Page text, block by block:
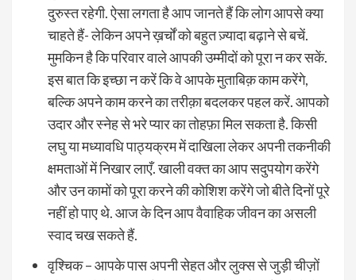
दुरुस्त रहेगी. ऐसा लगता है आप जानते हैं कि लोग आपसे क्या
चाहते हैं- लेकिन अपने ख़र्चों को बहुत ज़्यादा बढ़ाने से बचें.
मुमकिन है कि परिवार वाले आपकी उम्मीदों को पूरा न कर सकें.
इस बात कि इच्छा न करें कि वे आपके मुताबिक़ काम करेंगे,
बल्कि अपने काम करने का तरीक़ा बदलकर पहल करें. आपको
उदार और स्नेह से भरे प्यार का तोहफ़ा मिल सकता है. किसी
लघु या मध्यावधि पाठ्यक्रम में दाखिला लेकर अपनी तकनीकी
क्षमताओं में निखार लाएँ. खाली वक्त का आप सदुपयोग करेंगे
और उन कामों को पूरा करने की कोशिश करेंगे जो बीते दिनों पूरे
नहीं हो पाए थे. आज के दिन आप वैवाहिक जीवन का असली
स्वाद चख सकते हैं.
वृश्चिक – आपके पास अपनी सेहत और लुक्स से जुड़ी चीज़ों